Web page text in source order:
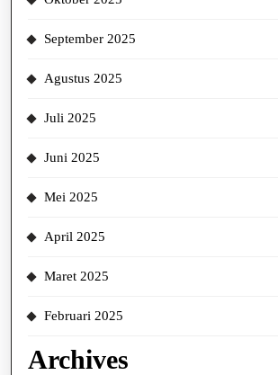
September 2025
Agustus 2025
Juli 2025
Juni 2025
Mei 2025
April 2025
Maret 2025
Februari 2025
Archives